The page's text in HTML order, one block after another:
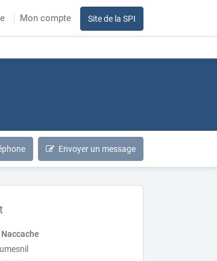
Mon compte Site de la SPI
Envoyer un message